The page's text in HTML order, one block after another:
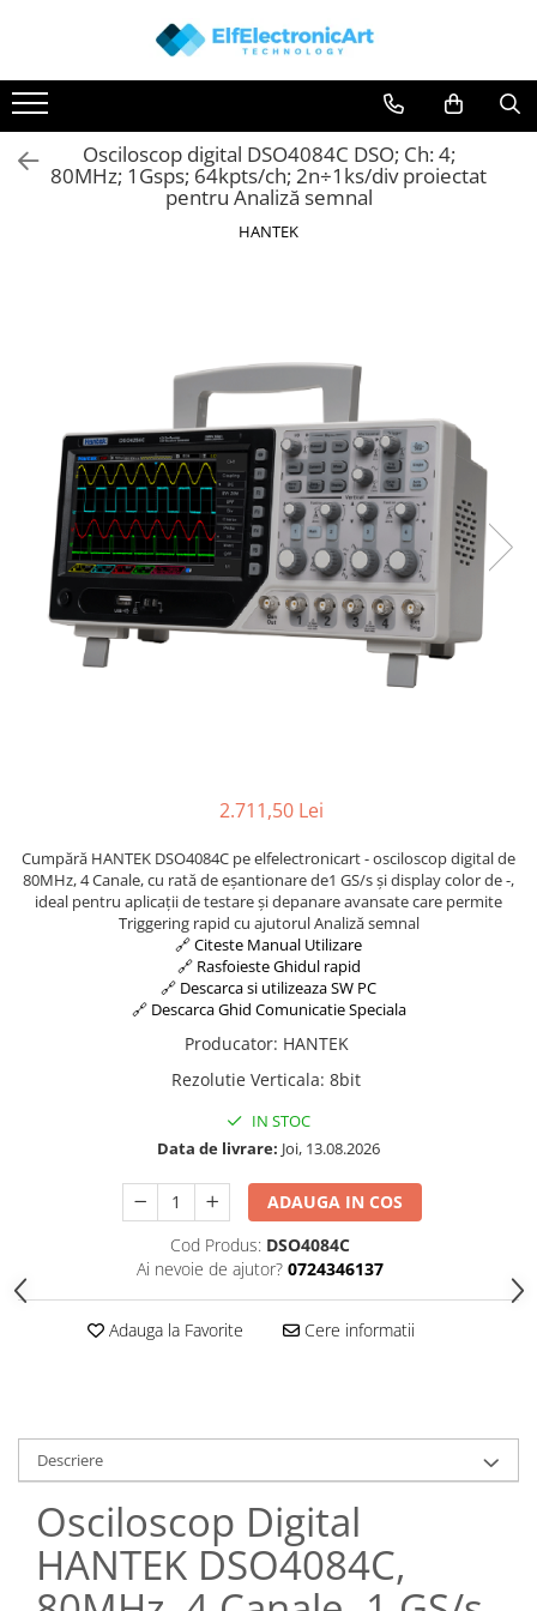
Toate Produsele
Audio
Auto
Instrumente de masura si control
Osciloscoape
Accesorii
Osciloscoape AXIOMET
Osciloscoape B&K PRECISION
Osciloscoape FLUKE
Osciloscoape GW INSTEK
Osciloscoape HANTEK
Osciloscoape ROHDE & SCHWARZ
Osciloscoape TELEDYNE LECROY
Osciloscoape UNI-T
Osciloscop digital DSO4084C DSO; Ch: 4;
80MHz; 1Gsps; 64kpts/ch; 2n÷1ks/div proiectat
pentru Analiză semnal
HANTEK
2.711,50 Lei
Cumpără HANTEK DSO4084C pe elfelectronicart - osciloscop digital de
80MHz, 4 Canale, cu rată de eșantionare de1 GS/s și display color de -,
ideal pentru aplicații de testare și depanare avansate care permite
Triggering rapid cu ajutorul Analiză semnal
🔗 Citeste Manual Utilizare
🔗 Rasfoieste Ghidul rapid
🔗 Descarca si utilizeaza SW PC
🔗 Descarca Ghid Comunicatie Speciala
Producator: HANTEK
Rezolutie Verticala: 8bit
IN STOC
Data de livrare: Joi, 13.08.2026
ADAUGA IN COS
Cod Produs: DSO4084C
Ai nevoie de ajutor? 0724346137
Adauga la Favorite Cere informatii
Descriere
Osciloscop Digital
HANTEK DSO4084C,